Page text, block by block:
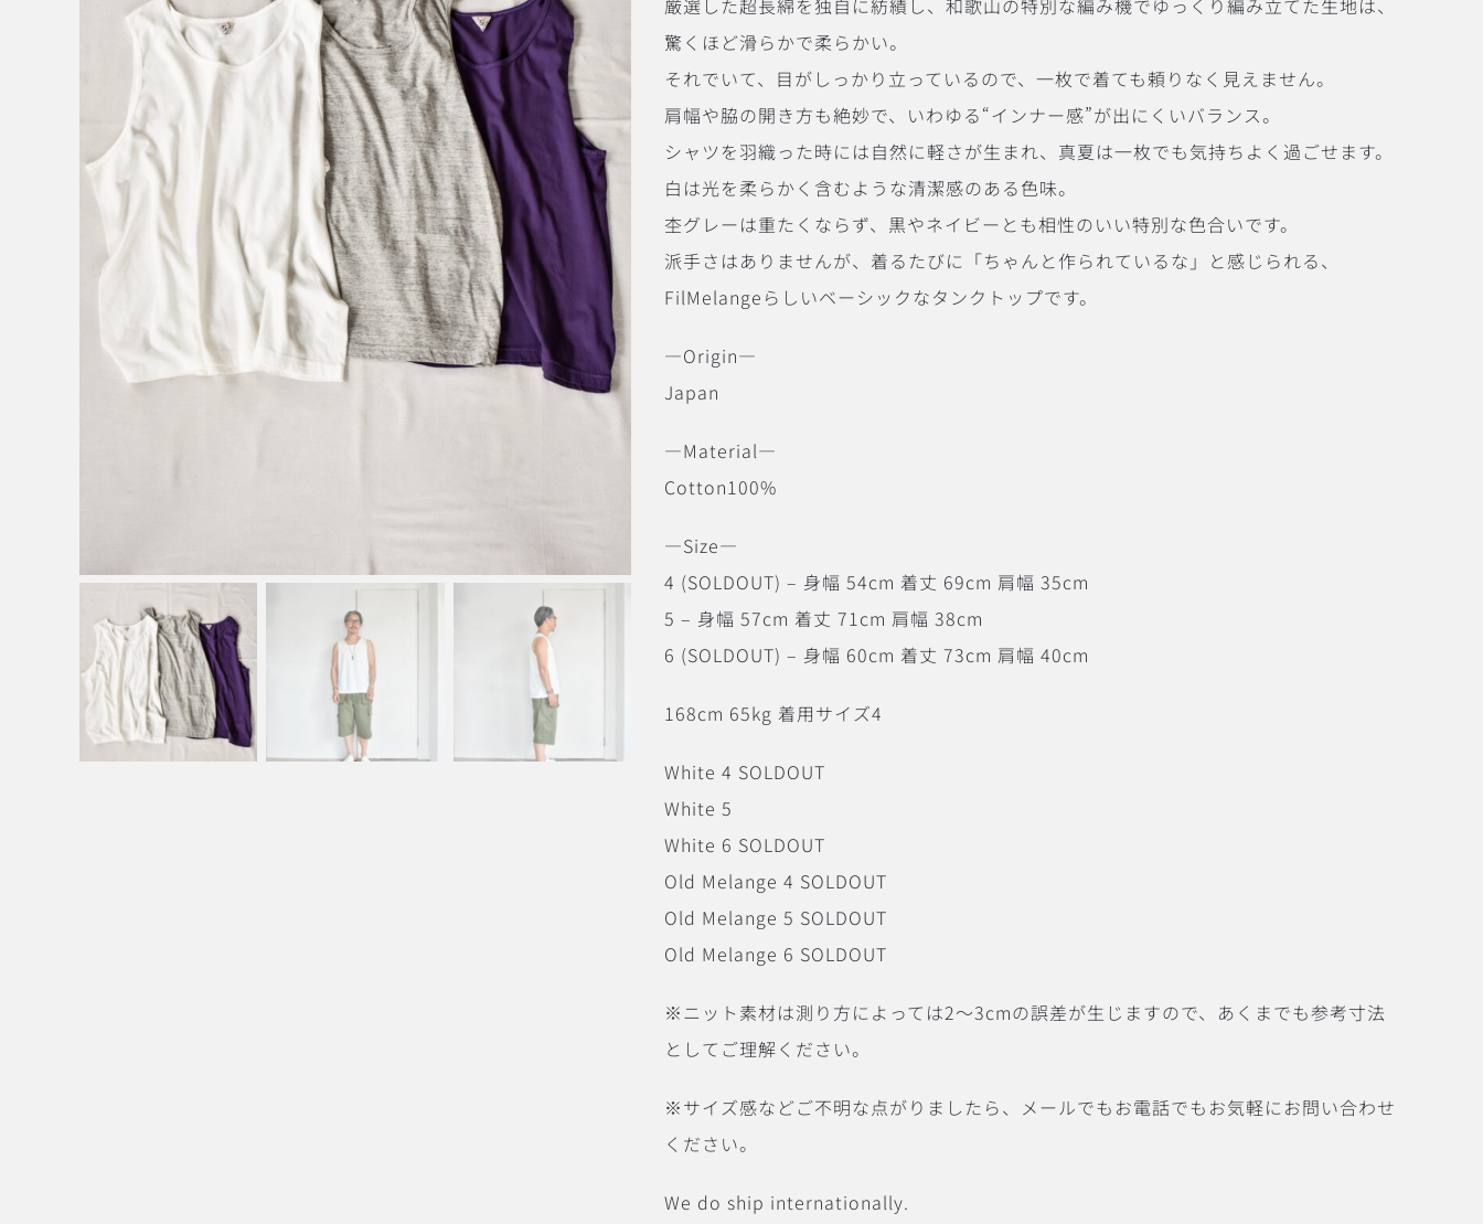
厳選した超長綿を独自に紡績し、和歌山の特別な編み機でゆっくり編み立てた生地は、
驚くほど滑らかで柔らかい。
それでいて、目がしっかり立っているので、一枚で着ても頼りなく見えません。
肩幅や脇の開き方も絶妙で、いわゆる“インナー感”が出にくいバランス。
シャツを羽織った時には自然に軽さが生まれ、真夏は一枚でも気持ちよく過ごせます。
白は光を柔らかく含むような清潔感のある色味。
杢グレーは重たくならず、黒やネイビーとも相性のいい特別な色合いです。
派手さはありませんが、着るたびに「ちゃんと作られているな」と感じられる、
FilMelangeらしいベーシックなタンクトップです。
―Origin―
Japan
―Material―
Cotton100%
―Size―
4 (SOLDOUT) – 身幅 54cm 着丈 69cm 肩幅 35cm
5 – 身幅 57cm 着丈 71cm 肩幅 38cm
6 (SOLDOUT) – 身幅 60cm 着丈 73cm 肩幅 40cm
168cm 65kg 着用サイズ4
White 4 SOLDOUT
White 5
White 6 SOLDOUT
Old Melange 4 SOLDOUT
Old Melange 5 SOLDOUT
Old Melange 6 SOLDOUT
※ニット素材は測り方によっては2〜3cmの誤差が生じますので、あくまでも参考寸法
としてご理解ください。
※サイズ感などご不明な点がりましたら、メールでもお電話でもお気軽にお問い合わせ
ください。
We do ship internationally.